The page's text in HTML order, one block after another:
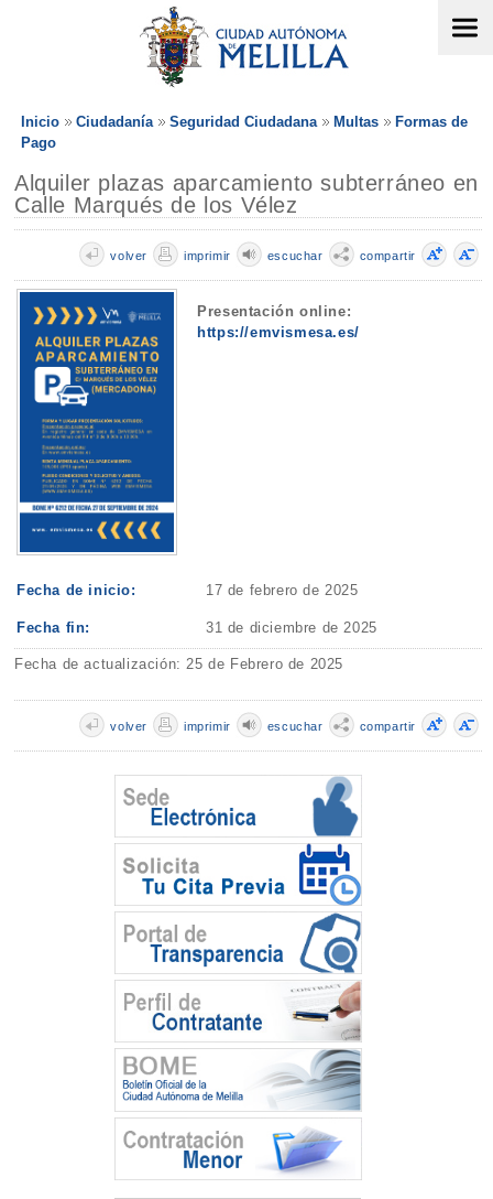
Inicio Ciudadanía Seguridad Ciudadana Multas
Formas de
Pago
Alquiler plazas aparcamiento subterráneo en
Calle Marqués de los Vélez
compartir
escuchar
imprimir
volver
Presentación online:
https://emvismesa.es/
Fecha de inicio: 17 de febrero de 2025
Fecha fin: 31 de diciembre de 2025
Fecha de actualización: 25 de Febrero de 2025
compartir
escuchar
imprimir
volver